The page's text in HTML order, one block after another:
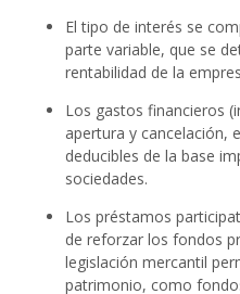
El tipo de interés se
parte variable, que se
rentabilidad de la
Los gastos financieros
apertura y cancelación,
deducibles de la base
sociedades.
Los préstamos
de reforzar los fondos
legislación mercantil
patrimonio, como